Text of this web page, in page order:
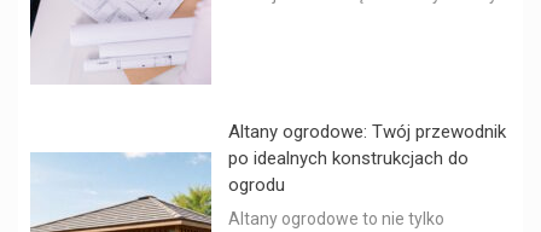
Altany ogrodowe: Twój przewodnik
po idealnych konstrukcjach do
ogrodu
Altany ogrodowe to nie tylko